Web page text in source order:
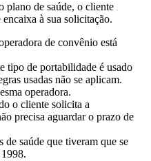
plano de saúde, o cliente
à sua solicitação.
de convênio está
tipo de portabilidade é usado
usadas não se aplicam.
operadora.
o cliente solicita a
precisa aguardar o prazo de
de saúde que tiveram que se